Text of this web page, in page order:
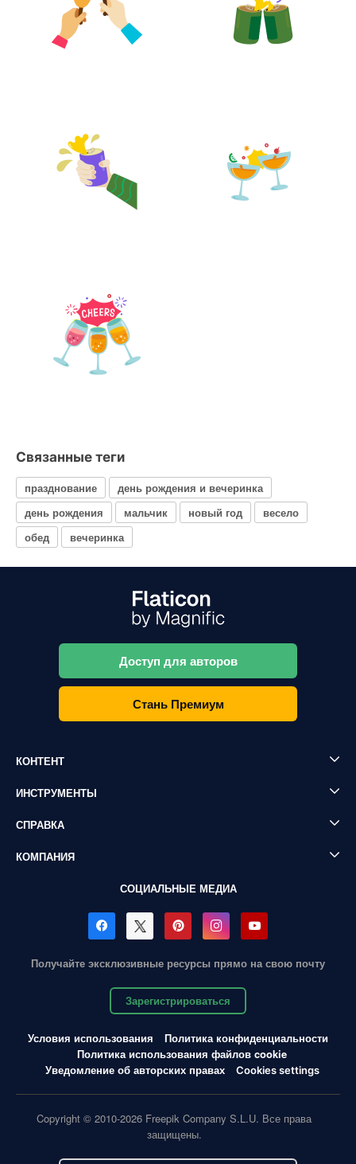
Связанные теги
празднование
день рождения и вечеринка
день рождения
мальчик новый год
весело
обед
вечеринка
Доступ для авторов
Стань Премиум
КОНТЕНТ
ИНСТРУМЕНТЫ
СПРАВКА
КОМПАНИЯ
СОЦИАЛЬНЫЕ МЕДИА
Получайте эксклюзивные ресурсы прямо на свою почту
Зарегистрироваться
Условия использования
Политика конфиденциальности
Политика использования файлов cookie
Уведомление об авторских правах
Cookies settings
Copyright © 2010-2026 Freepik Company S.L.U. Все права
защищены.